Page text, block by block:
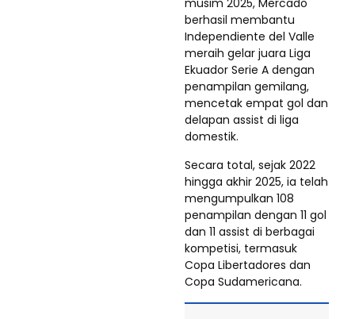
musim 2025, Mercado
berhasil membantu
Independiente del Valle
meraih gelar juara Liga
Ekuador Serie A dengan
penampilan gemilang,
mencetak empat gol dan
delapan assist di liga
domestik.
Secara total, sejak 2022
hingga akhir 2025, ia telah
mengumpulkan 108
penampilan dengan 11 gol
dan 11 assist di berbagai
kompetisi, termasuk
Copa Libertadores dan
Copa Sudamericana.